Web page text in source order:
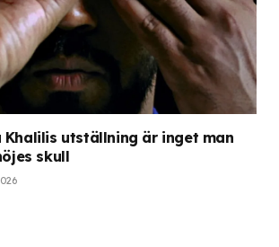
Khalilis utställning är inget man
skull